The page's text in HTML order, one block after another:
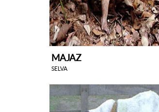
MAJAZ
SELVA